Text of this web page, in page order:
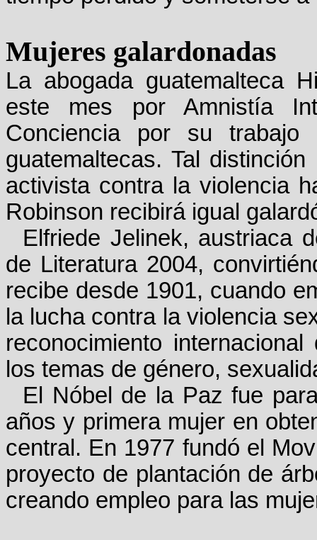
Mujeres galardonadas
La abogada guatemalteca
este mes por Amnistía
Conciencia por su
guatemaltecas. Tal
activista contra la violencia
Robinson recibirá igual
Elfriede Jelinek, austriaca
de Literatura 2004,
recibe desde 1901, cuando
la lucha contra la violencia
reconocimiento
los temas de género,
El Nóbel de la Paz fue
años y primera mujer en
central. En 1977 fundó el
proyecto de plantación de
creando empleo para las